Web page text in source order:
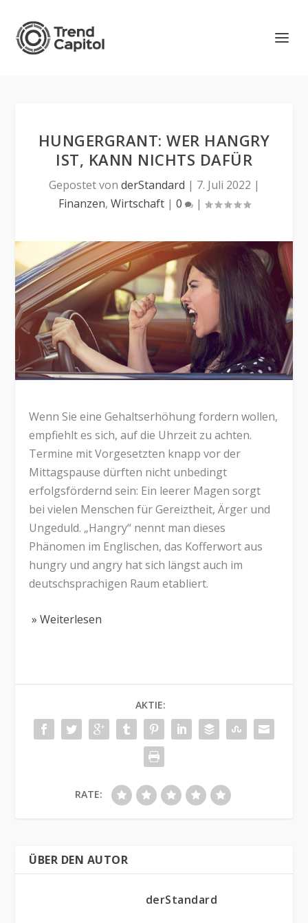
HUNGERGRANT: WER HANGRY
IST, KANN NICHTS DAFÜR
Gepostet von derStandard | 7. Juli 2022 |
Finanzen, Wirtschaft| 0 |
Wenn Sie eine Gehaltserhöhung fordern wollen,
empfiehlt es sich, auf die Uhrzeit zu achten.
Termine mit Vorgesetzten knapp vor der
Mittagspause dürften nicht unbedingt
erfolgsfördernd sein: Ein leerer Magen sorgt
bei vielen Menschen für Gereiztheit, Ärger und
Ungeduld. „Hangry“ nennt man dieses
Phänomen im Englischen, das Kofferwort aus
hungry und angry hat sich längst auch im
deutschsprachigen Raum etabliert.
» Weiterlesen
AKTIE:
RATE:
ÜBER DEN AUTOR
derStandard